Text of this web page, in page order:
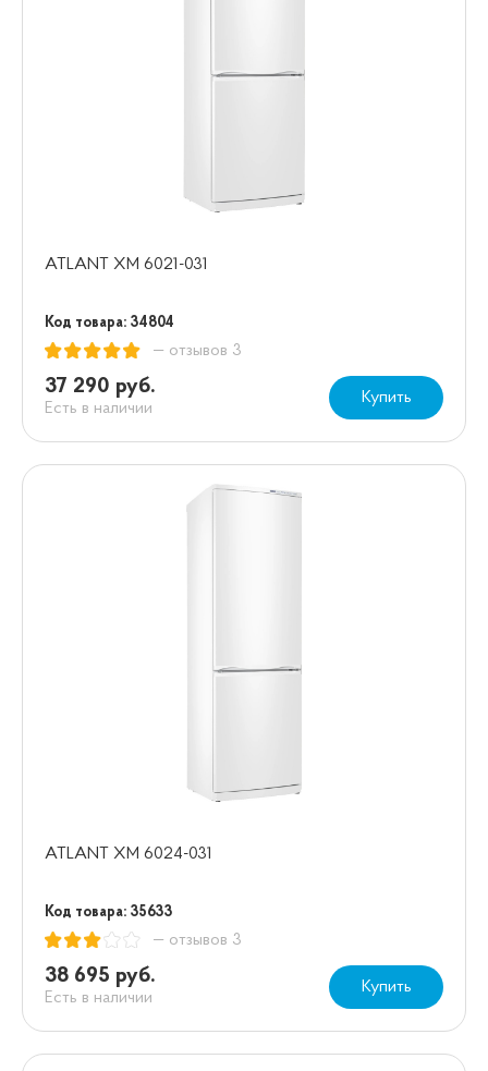
ATLANT XM 6021-031
Код товара: 34804
— отзывов 3
37 290 руб.
Есть в наличии
Купить
ATLANT XM 6024-031
Код товара: 35633
— отзывов 3
38 695 руб.
Есть в наличии
Купить